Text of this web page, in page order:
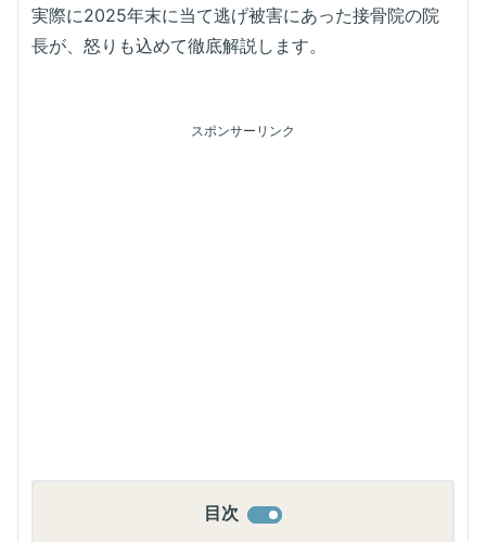
実際に2025年末に当て逃げ被害にあった接骨院の院
長が、怒りも込めて徹底解説します。
スポンサーリンク
目次